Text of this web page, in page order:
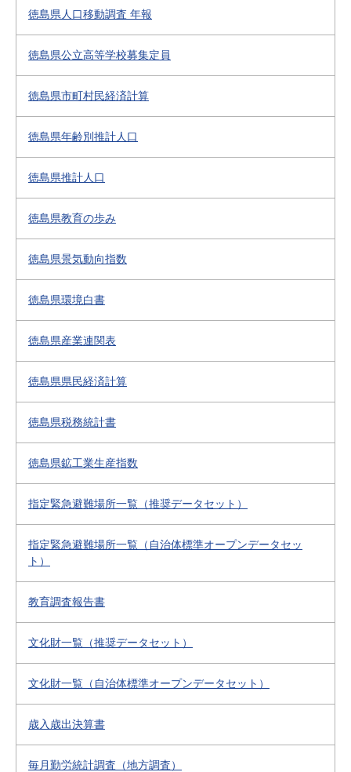
徳島県人口移動調査 年報
徳島県公立高等学校募集定員
徳島県市町村民経済計算
徳島県年齢別推計人口
徳島県推計人口
徳島県教育の歩み
徳島県景気動向指数
徳島県環境白書
徳島県産業連関表
徳島県県民経済計算
徳島県税務統計書
徳島県鉱工業生産指数
指定緊急避難場所一覧（推奨データセット）
指定緊急避難場所一覧（自治体標準オープンデータセッ
ト）
教育調査報告書
文化財一覧（推奨データセット）
文化財一覧（自治体標準オープンデータセット）
歳入歳出決算書
毎月勤労統計調査（地方調査）